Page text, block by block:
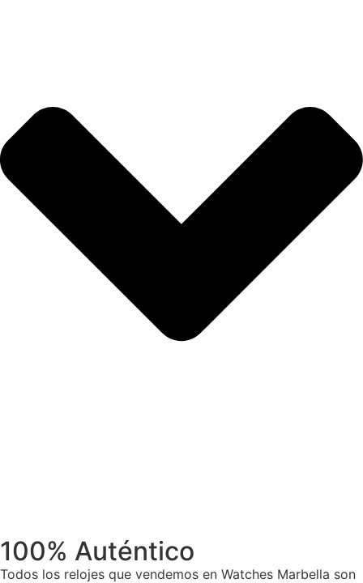
100% Auténtico
Todos los relojes que vendemos en Watches Marbella son